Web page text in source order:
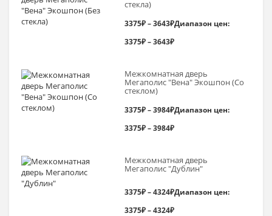
стекла)
3375₽–3643₽Диапазон цен:
3375₽ – 3643₽
Межкомнатная дверь
Мегаполис "Вена" Экошпон (Со
стеклом)
3375₽–3984₽Диапазон цен:
3375₽ – 3984₽
Межкомнатная дверь
Мегаполис "Дублин"
3375₽–4324₽Диапазон цен:
3375₽ – 4324₽